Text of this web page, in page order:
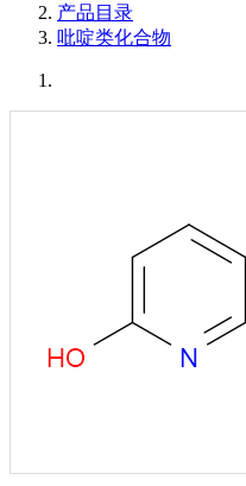
产品目录
吡啶类化合物